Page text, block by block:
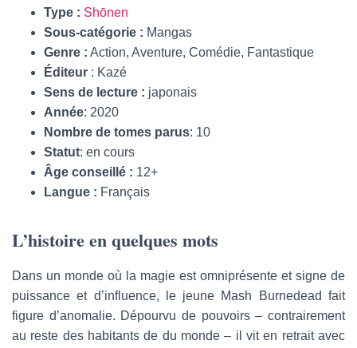
Type : Shōnen
Sous-catégorie : Mangas
Genre : Action, Aventure, Comédie, Fantastique
Éditeur : Kazé
Sens de lecture : japonais
Année: 2020
Nombre de tomes parus: 10
Statut: en cours
Âge conseillé : 12+
Langue : Français
L’histoire en quelques mots
Dans un monde où la magie est omniprésente et signe de
puissance et d’influence, le jeune Mash Burnedead fait
figure d’anomalie. Dépourvu de pouvoirs – contrairement
au reste des habitants de du monde – il vit en retrait avec